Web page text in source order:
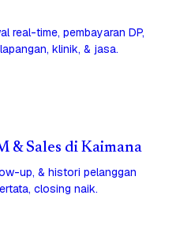
real-time, pembayaran DP,
klinik, & jasa.
& Sales di Kaimana
up, & histori pelanggan
closing naik.